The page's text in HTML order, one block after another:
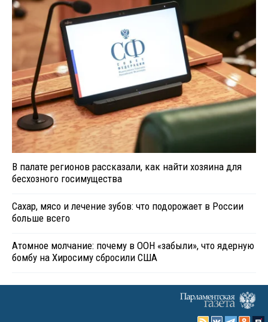
В палате регионов рассказали, как найти хозяина для
бесхозного госимущества
Сахар, мясо и лечение зубов: что подорожает в России
больше всего
Атомное молчание: почему в ООН «забыли», что ядерную
бомбу на Хиросиму сбросили США